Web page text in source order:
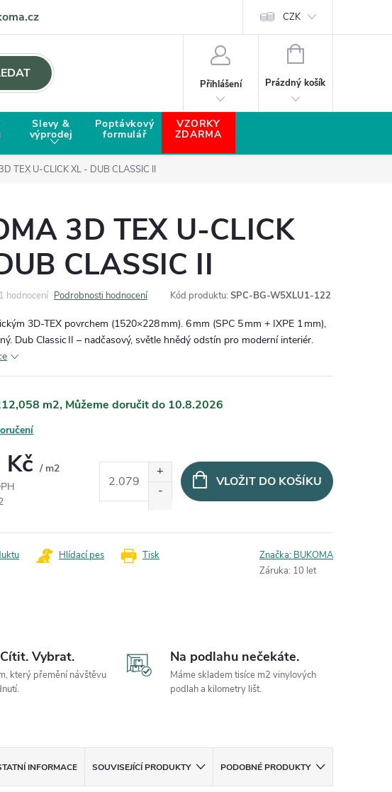
CZK
Přihlášení
NÁKUPNÍ KOŠÍK
Prázdný košík
Slevy &
výprodej
Poptávkový
formulář
VZORKY
ZDARMA
TEX U-CLICK XL - DUB CLASSIC II
3D TEX U-CLICK
CLASSIC II
1 hodnocení Podrobnosti hodnocení Kód produktu: SPC-BG-W5XLU1-122
3D‑TEX povrchem (1520×228 mm). 6 mm (SPC 5 mm + IXPE 1 mm),
Dub Classic II – nadčasový, světle hnědý odstín pro moderní interiér.
m2 10.8.2026
/ m2
VLOŽIT DO KOŠÍKU
Tisk
Hlídací pes Značka: BUKOMA
Záruka: 10 let
Vybrat.
který přemění návštěvu
Na podlahu nečekáte.
Máme skladem tisíce m2 vinylových
podlah a kilometry lišt.
INFORMACE SOUVISEJÍCÍ PRODUKTY PODOBNÉ PRODUKTY